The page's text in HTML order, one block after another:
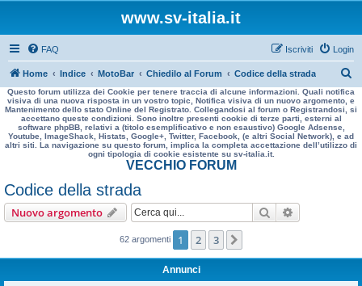
www.sv-italia.it
FAQ Login
Iscriviti
Home Indice MotoBar Chiedilo al Forum Codice della strada
e
r
a
Questo forum utilizza dei Cookie per tenere traccia di alcune informazioni. Quali notifica
visiva di una nuova risposta in un vostro topic, Notifica visiva di un nuovo argomento, e
Mantenimento dello stato Online del Registrato. Collegandosi al forum o Registrandosi, si
accettano queste condizioni. Sono inoltre presenti cookie di terze parti, esterni al
software phpBB, relativi a (titolo esemplificativo e non esaustivo) Google Adsense,
Youtube, ImageShack, Histats, Google+, Twitter, Facebook, (e altri Social Network), e ad
altri siti. La navigazione su questo forum, implica la completa accettazione dell’utilizzo di
ogni tipologia di cookie esistente su sv-italia.it.
VECCHIO FORUM
Codice della strada
Nuovo argomento Cerca
62 argomenti 1 2 3
Annunci